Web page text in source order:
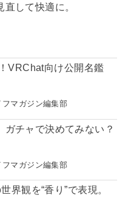
して快適に。
VRChat向け公開名鑑
マガジン編集部
ガチャで決めてみない？
マガジン編集部
界観を“香り”で表現。